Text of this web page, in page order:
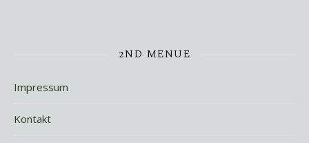
2ND MENUE
Impressum
Kontakt